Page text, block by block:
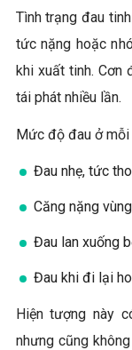
Tình trạng đau
tức nặng hoặc
khi xuất tinh. Cơn
tái phát nhiều lần.
Mức độ đau ở mỗi
Đau nhẹ, tức
Căng nặng
Đau lan xuống
Đau khi đi lại
Hiện tượng này
nhưng cũng